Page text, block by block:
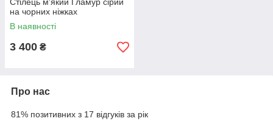
Стілець м'який Гламур сірий
на чорних ніжках
В наявності
3 400 ₴
Про нас
81% позитивних з 17 відгуків за рік